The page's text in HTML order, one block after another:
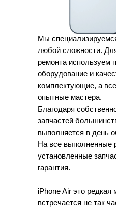
Мы
любой сложности.
ремонта используем
оборудование и
комплектующие, а
опытные мастера.
Благодаря
запчастей
выполняется в день
На все выполненные
установленные
гарантия.
iPhone Air это редкая
встречается не так